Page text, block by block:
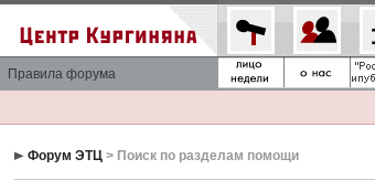
Правила форума
Форум ЭТЦ > Поиск по разделам помощи